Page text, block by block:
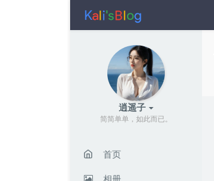
逍遥子
简简单单，如此而已。
首页